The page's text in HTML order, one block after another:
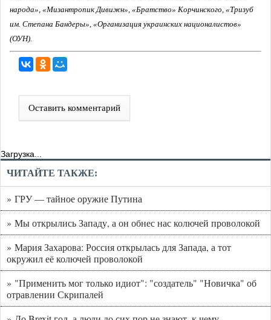
народа», «Мизантропик Дивижн», «Братство» Корчинского, «Тризуб
им. Степана Бандеры», «Организация украинских националистов»
(ОУН).
Оставить комментарий
Загрузка...
ЧИТАЙТЕ ТАКЖЕ:
» ГРУ — тайное оружие Путина
» Мы открылись Западу, а он обнес нас колючей проволокой
» Мария Захарова: Россия открылась для Запада, а тот
окружил её колючей проволокой
» "Применить мог только идиот": "создатель" "Новичка" об
отравлении Скрипалей